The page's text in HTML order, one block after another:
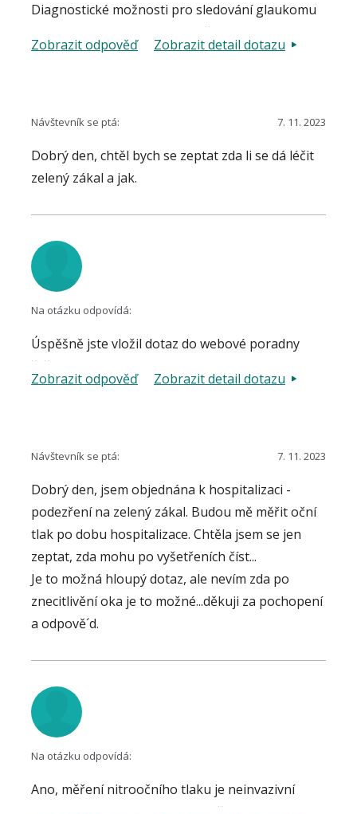
Diagnostické možnosti pro sledování glaukomu
se v posledních letech výrazně zdokonalily. Je
tedy možné v některých případech přehodnotit
usoudit, že léčba v roce 1977 byla zahájena na
třeba hovořit spíše o tzv. oční hypertenzi, která
se na základě současných standardů neléčí, ale
pravidelně sleduje.
Zobrazit odpověď Zobrazit detail dotazu
Návštevník se ptá: 7. 11. 2023
Dobrý den, chtěl bych se zeptat zda li se dá léčit
zelený zákal a jak.
Na otázku odpovídá:
Úspěšně jste vložil dotaz do webové poradny
řešící problematiku glaukomu, zeleného zákalu.
Připravili jsme pro návštěvníky této stránky
po prostudování všech těchto podkladů budete
zodpovědět.
Zobrazit odpověď Zobrazit detail dotazu
Návštevník se ptá: 7. 11. 2023
Dobrý den, jsem objednána k hospitalizaci -
podezření na zelený zákal. Budou mě měřit oční
tlak po dobu hospitalizace. Chtěla jsem se jen
zeptat, zda mohu po vyšetřeních číst...
Je to možná hloupý dotaz, ale nevím zda po
znecitlivění oka je to možné...děkuji za pochopení
a odpově´d.
Na otázku odpovídá:
Ano, měření nitroočního tlaku je neinvazivní